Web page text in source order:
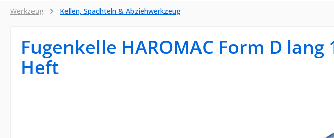
Werkzeug Kellen, Spachteln & Abziehwerkzeug
Fugenkelle HAROMAC Form D
Heft